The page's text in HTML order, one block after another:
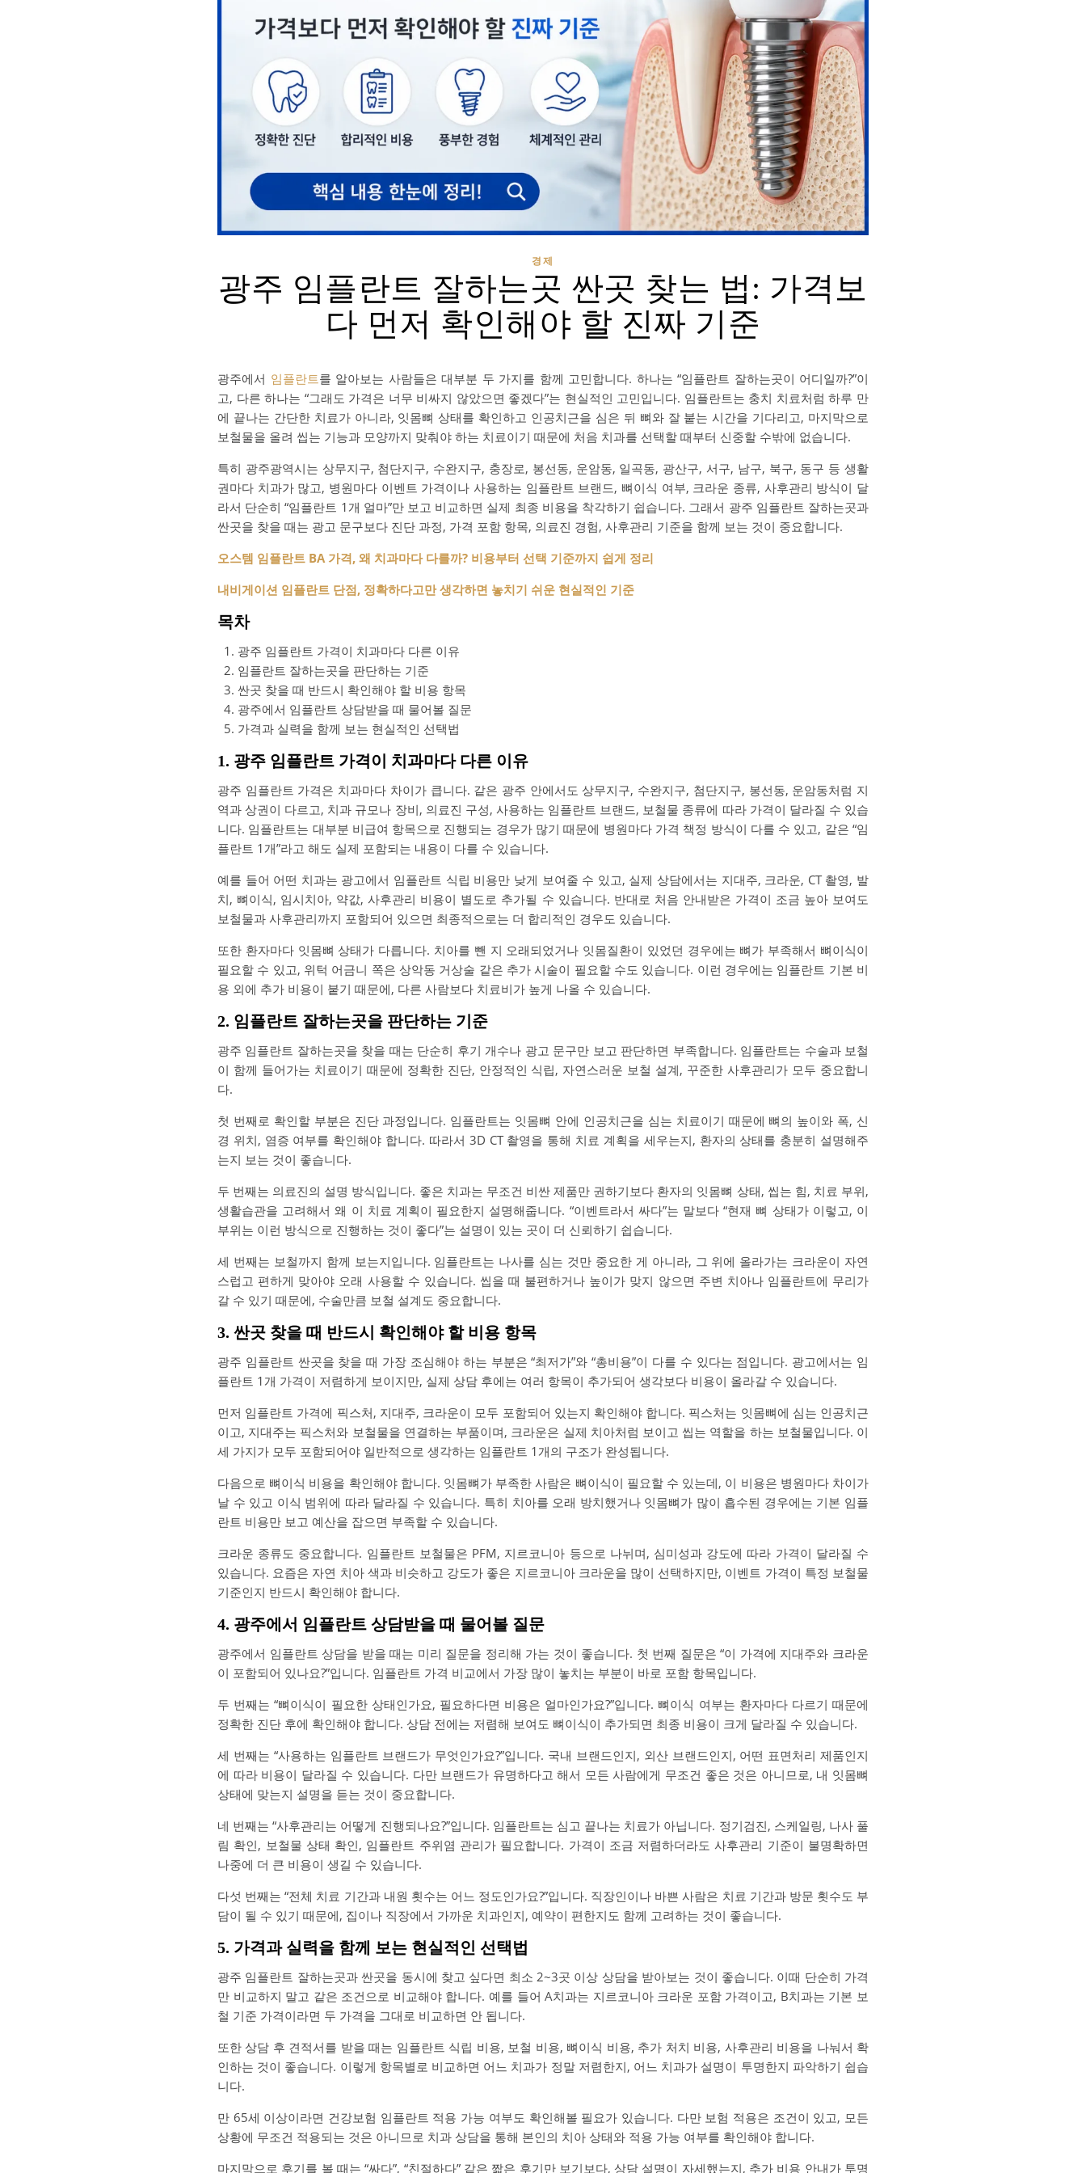
경제
광주 임플란트 잘하는곳 싼곳 찾는 법: 가격보
다 먼저 확인해야 할 진짜 기준
광주에서 임플란트를 알아보는 사람들은 대부분 두 가지를 함께 고민합니다. 하나는 “임플란트 잘하는곳이 어디일까?”이
고, 다른 하나는 “그래도 가격은 너무 비싸지 않았으면 좋겠다”는 현실적인 고민입니다. 임플란트는 충치 치료처럼 하루 만
에 끝나는 간단한 치료가 아니라, 잇몸뼈 상태를 확인하고 인공치근을 심은 뒤 뼈와 잘 붙는 시간을 기다리고, 마지막으로
보철물을 올려 씹는 기능과 모양까지 맞춰야 하는 치료이기 때문에 처음 치과를 선택할 때부터 신중할 수밖에 없습니다.
특히 광주광역시는 상무지구, 첨단지구, 수완지구, 충장로, 봉선동, 운암동, 일곡동, 광산구, 서구, 남구, 북구, 동구 등 생활
권마다 치과가 많고, 병원마다 이벤트 가격이나 사용하는 임플란트 브랜드, 뼈이식 여부, 크라운 종류, 사후관리 방식이 달
라서 단순히 “임플란트 1개 얼마”만 보고 비교하면 실제 최종 비용을 착각하기 쉽습니다. 그래서 광주 임플란트 잘하는곳과
싼곳을 찾을 때는 광고 문구보다 진단 과정, 가격 포함 항목, 의료진 경험, 사후관리 기준을 함께 보는 것이 중요합니다.
오스템 임플란트 BA 가격, 왜 치과마다 다를까? 비용부터 선택 기준까지 쉽게 정리
내비게이션 임플란트 단점, 정확하다고만 생각하면 놓치기 쉬운 현실적인 기준
목차
광주 임플란트 가격이 치과마다 다른 이유
임플란트 잘하는곳을 판단하는 기준
싼곳 찾을 때 반드시 확인해야 할 비용 항목
광주에서 임플란트 상담받을 때 물어볼 질문
가격과 실력을 함께 보는 현실적인 선택법
1. 광주 임플란트 가격이 치과마다 다른 이유
광주 임플란트 가격은 치과마다 차이가 큽니다. 같은 광주 안에서도 상무지구, 수완지구, 첨단지구, 봉선동, 운암동처럼 지
역과 상권이 다르고, 치과 규모나 장비, 의료진 구성, 사용하는 임플란트 브랜드, 보철물 종류에 따라 가격이 달라질 수 있습
니다. 임플란트는 대부분 비급여 항목으로 진행되는 경우가 많기 때문에 병원마다 가격 책정 방식이 다를 수 있고, 같은 “임
플란트 1개”라고 해도 실제 포함되는 내용이 다를 수 있습니다.
예를 들어 어떤 치과는 광고에서 임플란트 식립 비용만 낮게 보여줄 수 있고, 실제 상담에서는 지대주, 크라운, CT 촬영, 발
치, 뼈이식, 임시치아, 약값, 사후관리 비용이 별도로 추가될 수 있습니다. 반대로 처음 안내받은 가격이 조금 높아 보여도
보철물과 사후관리까지 포함되어 있으면 최종적으로는 더 합리적인 경우도 있습니다.
또한 환자마다 잇몸뼈 상태가 다릅니다. 치아를 뺀 지 오래되었거나 잇몸질환이 있었던 경우에는 뼈가 부족해서 뼈이식이
필요할 수 있고, 위턱 어금니 쪽은 상악동 거상술 같은 추가 시술이 필요할 수도 있습니다. 이런 경우에는 임플란트 기본 비
용 외에 추가 비용이 붙기 때문에, 다른 사람보다 치료비가 높게 나올 수 있습니다.
2. 임플란트 잘하는곳을 판단하는 기준
광주 임플란트 잘하는곳을 찾을 때는 단순히 후기 개수나 광고 문구만 보고 판단하면 부족합니다. 임플란트는 수술과 보철
이 함께 들어가는 치료이기 때문에 정확한 진단, 안정적인 식립, 자연스러운 보철 설계, 꾸준한 사후관리가 모두 중요합니
다.
첫 번째로 확인할 부분은 진단 과정입니다. 임플란트는 잇몸뼈 안에 인공치근을 심는 치료이기 때문에 뼈의 높이와 폭, 신
경 위치, 염증 여부를 확인해야 합니다. 따라서 3D CT 촬영을 통해 치료 계획을 세우는지, 환자의 상태를 충분히 설명해주
는지 보는 것이 좋습니다.
두 번째는 의료진의 설명 방식입니다. 좋은 치과는 무조건 비싼 제품만 권하기보다 환자의 잇몸뼈 상태, 씹는 힘, 치료 부위,
생활습관을 고려해서 왜 이 치료 계획이 필요한지 설명해줍니다. “이벤트라서 싸다”는 말보다 “현재 뼈 상태가 이렇고, 이
부위는 이런 방식으로 진행하는 것이 좋다”는 설명이 있는 곳이 더 신뢰하기 쉽습니다.
세 번째는 보철까지 함께 보는지입니다. 임플란트는 나사를 심는 것만 중요한 게 아니라, 그 위에 올라가는 크라운이 자연
스럽고 편하게 맞아야 오래 사용할 수 있습니다. 씹을 때 불편하거나 높이가 맞지 않으면 주변 치아나 임플란트에 무리가
갈 수 있기 때문에, 수술만큼 보철 설계도 중요합니다.
3. 싼곳 찾을 때 반드시 확인해야 할 비용 항목
광주 임플란트 싼곳을 찾을 때 가장 조심해야 하는 부분은 “최저가”와 “총비용”이 다를 수 있다는 점입니다. 광고에서는 임
플란트 1개 가격이 저렴하게 보이지만, 실제 상담 후에는 여러 항목이 추가되어 생각보다 비용이 올라갈 수 있습니다.
먼저 임플란트 가격에 픽스처, 지대주, 크라운이 모두 포함되어 있는지 확인해야 합니다. 픽스처는 잇몸뼈에 심는 인공치근
이고, 지대주는 픽스처와 보철물을 연결하는 부품이며, 크라운은 실제 치아처럼 보이고 씹는 역할을 하는 보철물입니다. 이
세 가지가 모두 포함되어야 일반적으로 생각하는 임플란트 1개의 구조가 완성됩니다.
다음으로 뼈이식 비용을 확인해야 합니다. 잇몸뼈가 부족한 사람은 뼈이식이 필요할 수 있는데, 이 비용은 병원마다 차이가
날 수 있고 이식 범위에 따라 달라질 수 있습니다. 특히 치아를 오래 방치했거나 잇몸뼈가 많이 흡수된 경우에는 기본 임플
란트 비용만 보고 예산을 잡으면 부족할 수 있습니다.
크라운 종류도 중요합니다. 임플란트 보철물은 PFM, 지르코니아 등으로 나뉘며, 심미성과 강도에 따라 가격이 달라질 수
있습니다. 요즘은 자연 치아 색과 비슷하고 강도가 좋은 지르코니아 크라운을 많이 선택하지만, 이벤트 가격이 특정 보철물
기준인지 반드시 확인해야 합니다.
4. 광주에서 임플란트 상담받을 때 물어볼 질문
광주에서 임플란트 상담을 받을 때는 미리 질문을 정리해 가는 것이 좋습니다. 첫 번째 질문은 “이 가격에 지대주와 크라운
이 포함되어 있나요?”입니다. 임플란트 가격 비교에서 가장 많이 놓치는 부분이 바로 포함 항목입니다.
두 번째는 “뼈이식이 필요한 상태인가요, 필요하다면 비용은 얼마인가요?”입니다. 뼈이식 여부는 환자마다 다르기 때문에
정확한 진단 후에 확인해야 합니다. 상담 전에는 저렴해 보여도 뼈이식이 추가되면 최종 비용이 크게 달라질 수 있습니다.
세 번째는 “사용하는 임플란트 브랜드가 무엇인가요?”입니다. 국내 브랜드인지, 외산 브랜드인지, 어떤 표면처리 제품인지
에 따라 비용이 달라질 수 있습니다. 다만 브랜드가 유명하다고 해서 모든 사람에게 무조건 좋은 것은 아니므로, 내 잇몸뼈
상태에 맞는지 설명을 듣는 것이 중요합니다.
네 번째는 “사후관리는 어떻게 진행되나요?”입니다. 임플란트는 심고 끝나는 치료가 아닙니다. 정기검진, 스케일링, 나사 풀
림 확인, 보철물 상태 확인, 임플란트 주위염 관리가 필요합니다. 가격이 조금 저렴하더라도 사후관리 기준이 불명확하면
나중에 더 큰 비용이 생길 수 있습니다.
다섯 번째는 “전체 치료 기간과 내원 횟수는 어느 정도인가요?”입니다. 직장인이나 바쁜 사람은 치료 기간과 방문 횟수도 부
담이 될 수 있기 때문에, 집이나 직장에서 가까운 치과인지, 예약이 편한지도 함께 고려하는 것이 좋습니다.
5. 가격과 실력을 함께 보는 현실적인 선택법
광주 임플란트 잘하는곳과 싼곳을 동시에 찾고 싶다면 최소 2~3곳 이상 상담을 받아보는 것이 좋습니다. 이때 단순히 가격
만 비교하지 말고 같은 조건으로 비교해야 합니다. 예를 들어 A치과는 지르코니아 크라운 포함 가격이고, B치과는 기본 보
철 기준 가격이라면 두 가격을 그대로 비교하면 안 됩니다.
또한 상담 후 견적서를 받을 때는 임플란트 식립 비용, 보철 비용, 뼈이식 비용, 추가 처치 비용, 사후관리 비용을 나눠서 확
인하는 것이 좋습니다. 이렇게 항목별로 비교하면 어느 치과가 정말 저렴한지, 어느 치과가 설명이 투명한지 파악하기 쉽습
니다.
만 65세 이상이라면 건강보험 임플란트 적용 가능 여부도 확인해볼 필요가 있습니다. 다만 보험 적용은 조건이 있고, 모든
상황에 무조건 적용되는 것은 아니므로 치과 상담을 통해 본인의 치아 상태와 적용 가능 여부를 확인해야 합니다.
마지막으로 후기를 볼 때는 “싸다”, “친절하다” 같은 짧은 후기만 보기보다, 상담 설명이 자세했는지, 추가 비용 안내가 투명